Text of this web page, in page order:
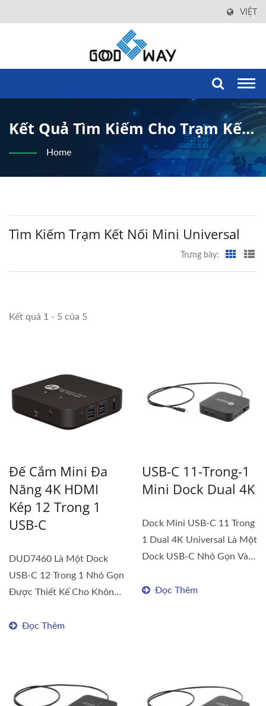
VIỆT
Kết Quả Tìm Kiếm Cho Trạm Kết
Nối Mini Universal | Good Way
Technology Co., LTD.
Home
Tìm Kiếm Trạm Kết Nối Mini Universal
Trưng bày:
Kết quả 1 - 5 của 5
Đế Cắm Mini Đa
Năng 4K HDMI
Kép 12 Trong 1
USB-C
DUD7460 Là Một Dock
USB-C 12 Trong 1 Nhỏ Gọn
Được Thiết Kế Cho Không
Đọc Thêm
USB-C 11-Trong-1
Mini Dock Dual 4K
Dock Mini USB-C 11 Trong
1 Dual 4K Universal Là Một
Dock USB-C Nhỏ Gọn Và
Đọc Thêm